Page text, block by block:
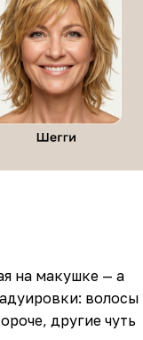
на макушке — а
волосы
другие чуть